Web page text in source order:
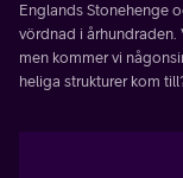
Englands Stonehenge
vördnad i århundraden.
men kommer vi
heliga strukturer kom